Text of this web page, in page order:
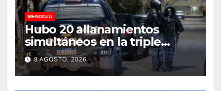
MENDOZA
Hubo 20 allanamientos
simultáneos en la triple
frontera de Luján, Maipú y
Godoy Cruz
8 AGOSTO, 2026